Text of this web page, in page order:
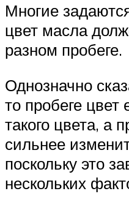
Многие
цвет масла
разном пробеге.
Однозначно
то пробеге цвет
такого цвета, а
сильнее
поскольку это
нескольких